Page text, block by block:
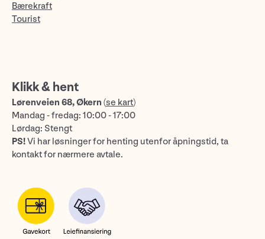
Bærekraft
Tourist
Klikk & hent
Lørenveien 68, Økern (se kart)
Mandag - fredag: 10:00 - 17:00
Lørdag: Stengt
PS!Vi har løsninger for henting utenfor åpningstid, ta
kontakt for nærmere avtale.